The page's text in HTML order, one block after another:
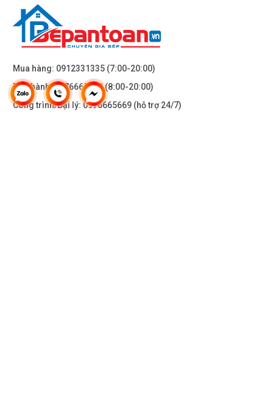
Mua hàng: 0912331335 (7:00-20:00)
Bảo hành:0976665669(8:00-20:00)
Công trình/Đại lý:0976665669 (hỗ trợ 24/7)